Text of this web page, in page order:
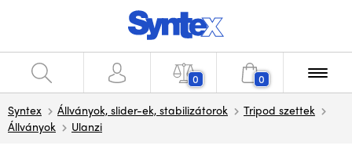
0 0
Syntex Állványok, slider-ek, stabilizátorok
Tripod szettek
Állványok
Ulanzi